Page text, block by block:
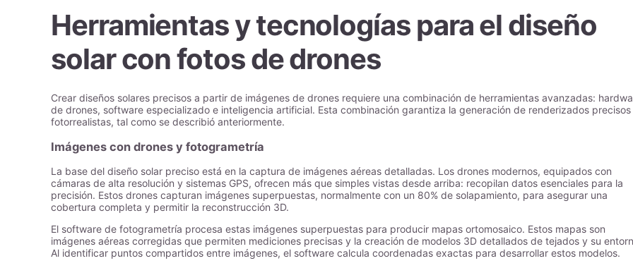
Herramientas y tecnologías para el diseño
solar con fotos de drones
Crear diseños solares precisos a partir de imágenes de drones requiere una combinación de herramientas avanzadas:
de drones, software especializado e inteligencia artificial. Esta combinación garantiza la generación de renderizados precisos
fotorrealistas, tal como se describió anteriormente.
Imágenes con drones y fotogrametría
La base del diseño solar preciso está en la captura de imágenes aéreas detalladas. Los drones modernos, equipados con
cámaras de alta resolución y sistemas GPS, ofrecen más que simples vistas desde arriba: recopilan datos esenciales para la
precisión. Estos drones capturan imágenes superpuestas, normalmente con un 80% de solapamiento, para asegurar una
cobertura completa y permitir la reconstrucción 3D.
El software de fotogrametría procesa estas imágenes superpuestas para producir mapas ortomosaico. Estos mapas son
imágenes aéreas corregidas que permiten mediciones precisas y la creación de modelos 3D detallados de tejados y su
Al identificar puntos compartidos entre imágenes, el software calcula coordenadas exactas para desarrollar estos modelos.